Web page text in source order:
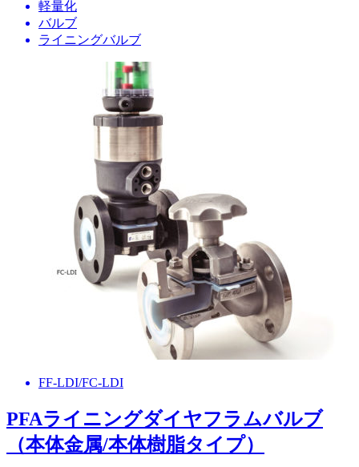
軽量化
バルブ
ライニングバルブ
FF-LDI/FC-LDI
PFAライニングダイヤフラムバルブ
（本体金属/本体樹脂タイプ）